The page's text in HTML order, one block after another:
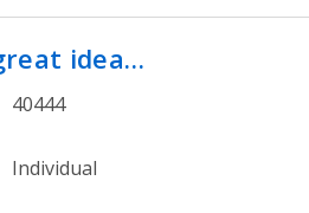
idea…
40444
Individual